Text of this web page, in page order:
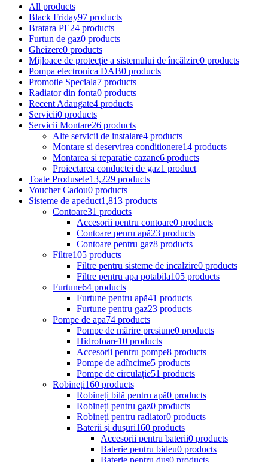
All products
Black Friday97 products
Bratara PE24 products
Furtun de gaz0 products
Gheizere0 products
Mijloace de protecție a sistemului de încălzire0 products
Pompa electronica DAB0 products
Promotie Speciala7 products
Radiator din fonta0 products
Recent Adaugate4 products
Servicii0 products
Servicii Montare26 products
Alte servicii de instalare4 products
Montare si deservirea conditionere14 products
Montarea si reparatie cazane6 products
Proiectarea conductei de gaz1 product
Toate Produsele13,229 products
Voucher Cadou0 products
Sisteme de apeduct1,813 products
Contoare31 products
Accesorii pentru contoare0 products
Contoare penru apă23 products
Contoare pentru gaz8 products
Filtre105 products
Filtre pentru sisteme de incalzire0 products
Filtre pentru apa potabila105 products
Furtune64 products
Furtune pentru apă41 products
Furtune pentru gaz23 products
Pompe de apa74 products
Pompe de mărire presiune0 products
Hidrofoare10 products
Accesorii pentru pompe8 products
Pompe de adîncime5 products
Pompe de circulație51 products
Robineți160 products
Robineți bilă pentru apă0 products
Robineți pentru gaz0 products
Robineți pentru radiator0 products
Baterii și dușuri160 products
Accesorii pentru baterii0 products
Baterie pentru bideu0 products
Baterie pentru duș0 products